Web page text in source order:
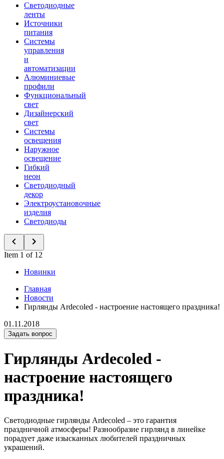
Светодиодные
ленты
Источники
питания
Системы
управления
и
автоматизации
Алюминиевые
профили
Функциональный
свет
Дизайнерский
свет
Системы
освещения
Наружное
освещение
Гибкий
неон
Светодиодный
декор
Электроустановочные
изделия
Светодиоды
Item 1 of 12
Новинки
Главная
Новости
Гирлянды Ardecoled - настроение настоящего праздника!
01.11.2018
Задать вопрос
Гирлянды Ardecoled -
настроение настоящего
праздника!
Светодиодные гирлянды Ardecoled – это гарантия
праздничной атмосферы! Разнообразие гирлянд в линейке
порадует даже изысканных любителей праздничных
украшений.